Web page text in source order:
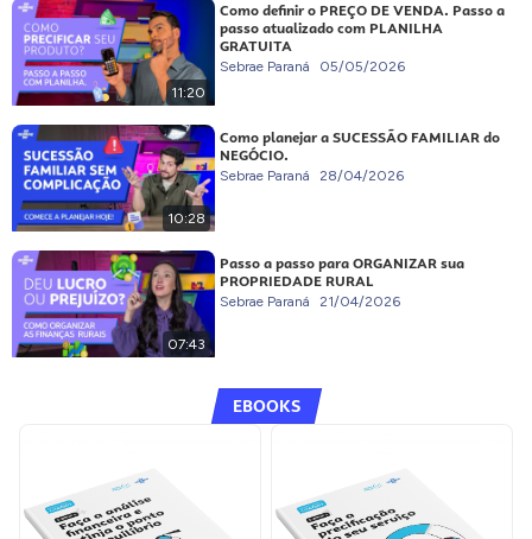
11:20
Como definir o PREÇO DE VENDA. Passo a
passo atualizado com PLANILHA
GRATUITA
Sebrae Paraná 05/05/2026
10:28
Como planejar a SUCESSÃO FAMILIAR do
NEGÓCIO.
Sebrae Paraná 28/04/2026
07:43
Passo a passo para ORGANIZAR sua
PROPRIEDADE RURAL
Sebrae Paraná 21/04/2026
EBOOKS